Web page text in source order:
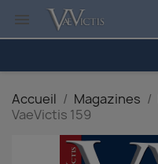

Accueil Magazines
VaeVictis 159